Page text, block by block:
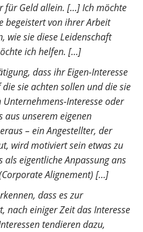
für Geld allein. […] Ich möchte
begeistert von ihrer Arbeit
wie sie diese Leidenschaft
ich helfen. […]
dass ihr Eigen-Interesse
sie achten sollen und die sie
Interesse oder
aus unserem eigenen
– ein Angestellter, der
wird motiviert sein etwas zu
als eigentliche Anpassung ans
Alignement) […]
dass es zur
nach einiger Zeit das Interesse
tendieren dazu,